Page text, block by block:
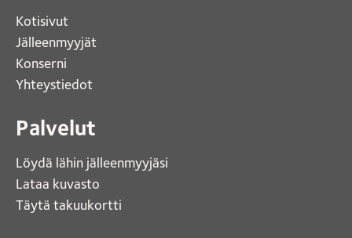
Kotisivut
Jälleenmyyjät
Konserni
Yhteystiedot
Palvelut
Löydä lähin jälleenmyyjäsi
Lataa kuvasto
Täytä takuukortti